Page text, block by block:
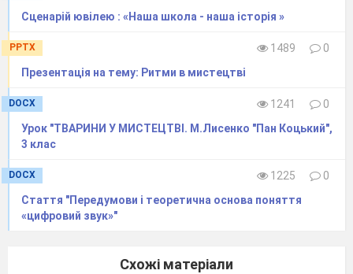
Сценарій ювілею : «Наша школа - наша історія »
PPTX 1489
0
Презентація на тему: Ритми в мистецтві
DOCX 1241
0
Урок "ТВАРИНИ У МИСТЕЦТВІ. М.Лисенко "Пан Коцький",
3 клас
DOCX 1225
0
Стаття "Передумови і теоретична основа поняття
«цифровий звук»"
Схожі матеріали